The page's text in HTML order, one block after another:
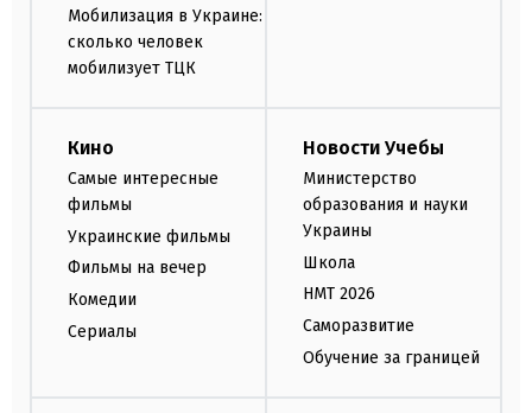
Мобилизация в Украине:
сколько человек
мобилизует ТЦК
Кино
Самые интересные
фильмы
Украинские фильмы
Фильмы на вечер
Комедии
Сериалы
Новости Учебы
Министерство
образования и науки
Украины
Школа
НМТ 2026
Саморазвитие
Обучение за границей